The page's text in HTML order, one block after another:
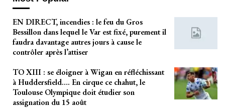
EN DIRECT, incendies : le feu du Gros
Bessillon dans lequel le Var est fixé, purement il
faudra davantage autres jours à cause le
contrôler après l’attiser
TO XIII : se éloigner à Wigan en réfléchissant
à Huddersfield…. En cirque ce chahut, le
Toulouse Olympique doit étudier son
assignation du 15 août